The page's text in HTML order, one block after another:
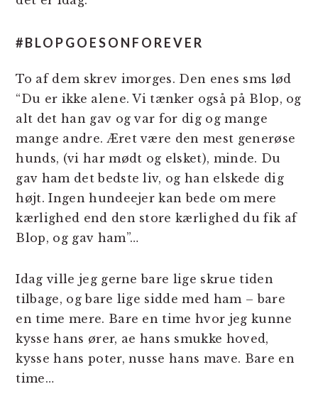
#BLOPGOESONFOREVER
To af dem skrev imorges. Den enes sms lød
“Du er ikke alene. Vi tænker også på Blop, og
alt det han gav og var for dig og mange
mange andre. Æret være den mest generøse
hunds, (vi har mødt og elsket), minde. Du
gav ham det bedste liv, og han elskede dig
højt. Ingen hundeejer kan bede om mere
kærlighed end den store kærlighed du fik af
Blop, og gav ham”…
Idag ville jeg gerne bare lige skrue tiden
tilbage, og bare lige sidde med ham – bare
en time mere. Bare en time hvor jeg kunne
kysse hans ører, ae hans smukke hoved,
kysse hans poter, nusse hans mave. Bare en
time…